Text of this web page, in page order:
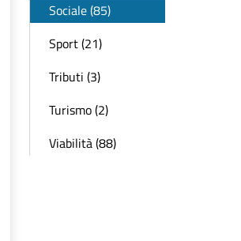
Sociale (85)
Sport (21)
Tributi (3)
Turismo (2)
Viabilità (88)